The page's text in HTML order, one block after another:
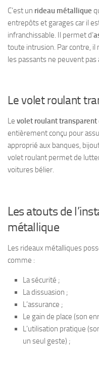
C’est un rideau métallique
entrepôts et garages car il
infranchissable. Il permet d’
toute intrusion. Par contre, il
les passants ne peuvent pas
Le volet roulant
Le volet roulant transparent
entièrement conçu pour
approprié aux banques,
volet roulant permet de
voitures bélier.
Les atouts de
métallique
Les rideaux métalliques
comme :
La sécurité ;
La dissuasion ;
L’assurance ;
Le gain de place (son
L’utilisation pratique
un seul geste) ;